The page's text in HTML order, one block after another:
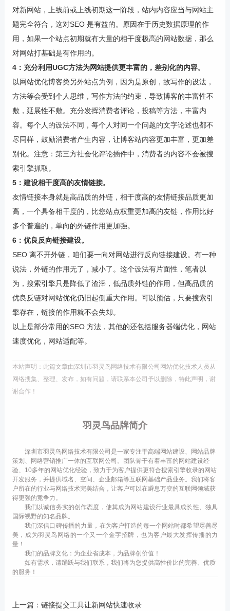
对新网站，上线前或上线初期这一阶段，站内内容应当与网站主
题完全符合，这对SEO 是有益的。原因在于历史数据原理的作
用，如果一个站点初期就有大量的相干度极高的网站数据，那么
对网站打基础是有作用的。
4：充分利用UGC方法为网站提供更丰富的，差别化的内容。
以网站优化博客类另外站点为例，因为是原创，故写作的设法，
方法等会受到个人思维，写作方法的约束，导致博客的丰富性不
敷，延展性不敷。充分发挥消费者评论，投稿等方法，丰富内
容。每个人的设法不同，每个人对同一个问题的文字论述也都不
尽同样，鼓励消费者产生内容，让博客站内容更加丰富，更加差
别化。注意：第三方社会化评论插件中，消费者的内容不会被搜
索引擎抓取。
5：建设相干度高的友情链接。
友情链接本身就是高品质的外链，相干度高的友情链接品质更加
高，一个具备相干度的，比您站点权重更加高的友链，作用比好
多个普遍的，单向的外链作用更加强。
6：优良反向链接建设。
SEO 离不开外链，咱们要一向对网站进行反向链接建设。有一种
说法，外链的作用无了，减小了。这个设法有片面性，笔者以
为，搜索引擎只是降低了渣滓，低品质外链的作用，但高品质的
优良反链对网站优化仍旧起侧重大作用。可以预估，只要搜索引
擎存在，链接的作用就不会失却。
以上是部分常用的SEO 方法，其他的还包括服务器端优化，网站
速度优化，网站适配等。
本站声明：此篇文章由深圳市羽灵鸟网络技术有限公司网站优化技术人员从
网络搜集、整理、发布，如有问题，请联系本公司予以删除，特此声明，谢
谢合作！
羽灵鸟品牌简介
深圳市羽灵鸟网络技术有限公司是一家专注于高端网站建设、网站品牌
策划、网络营销推广一体的互联网公司。团队骨干有着丰富的网站建设经
验、10多年的网站优化经验，致力于为客户提供更符合搜索引擎收录的网站
开发服务，并提供域名、空间、企业邮箱等互联网基础产品业务。我们将客
户所在的行业与网络技术完美结合，让客户可以在瞬息万变的互联网领域获
得更强的竞争力。
我们以诚信务实的创作态度，使其成为网站建设行业最具成长性、独具
国际视野的知名品牌。
我们深信口碑传播的力量，在为客户打造的每一个网站时都希望尽善尽
美，成为羽灵鸟网络的一个又一个金字招牌，也为客户最大发挥传播的力
量！
我们的品牌文化：为企业省成本，为品牌创价值！
如有需求，请踊跃与我们联系，我们将为您提供高性价比的完善、优质
的服务！
上一篇： 链接提交工具让新网站快速收录